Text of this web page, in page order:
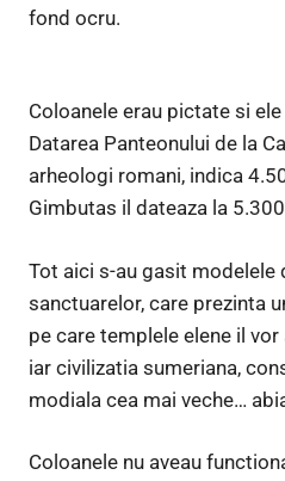
fond ocru.
Coloanele erau pictate si
Datarea Panteonului de la
arheologi romani, indica
Gimbutas il dateaza la
Tot aici s-au gasit modelele
sanctuarelor, care prezinta
pe care templele elene il
iar civilizatia sumeriana,
modiala cea mai veche…
Coloanele nu aveau